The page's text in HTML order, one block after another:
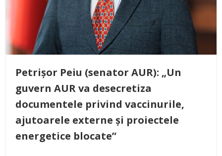
Petrișor Peiu (senator AUR): „Un
guvern AUR va desecretiza
documentele privind vaccinurile,
ajutoarele externe și proiectele
energetice blocate”